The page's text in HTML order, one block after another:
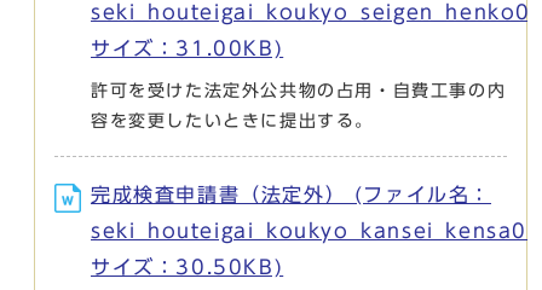
サイズ：31.00KB)
許可を受けた法定外公共物の占用・自費工事の内
容を変更したいときに提出する。
完成検査申請書（法定外） (ファイル名：
サイズ：30.50KB)